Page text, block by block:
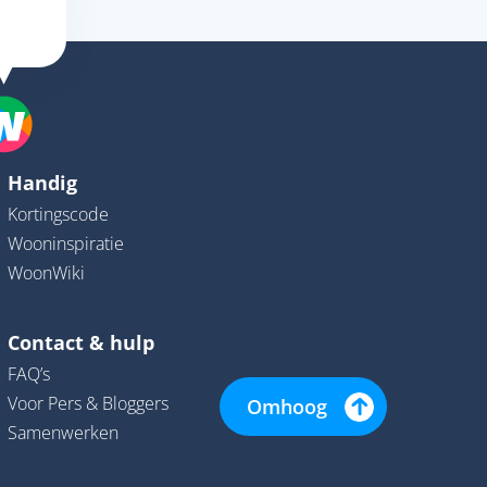
Handig
Kortingscode
Wooninspiratie
WoonWiki
Contact & hulp
FAQ’s
Voor Pers & Bloggers
Samenwerken
Omhoog